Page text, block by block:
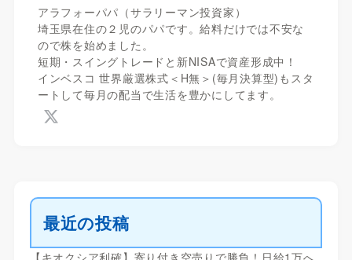
アラフォーパパ（サラリーマン投資家）
埼玉県在住の２児のパパです。給料だけでは不安な
ので株を始めました。
短期・スイングトレードと新NISAで資産形成中！
インベスコ 世界厳選株式＜H無＞(毎月決算型)もスタ
ートして毎月の配当で生活を豊かにしてます。
最近の投稿
【キオクシア利確】寄り付き空売りで勝負！日給1万へ